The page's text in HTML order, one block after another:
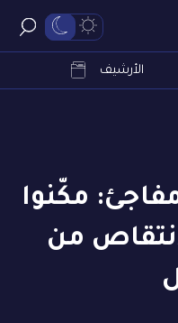
الأرشيف
مكّنوا
من